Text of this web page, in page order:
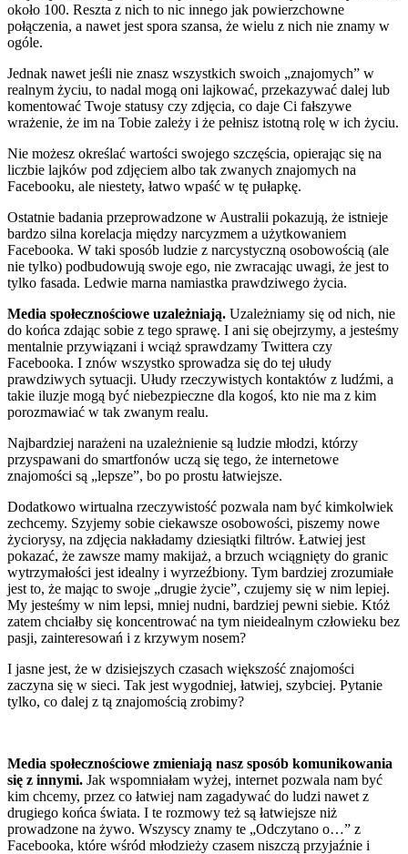
około 100. Reszta z nich to nic innego jak powierzchowne
połączenia, a nawet jest spora szansa, że wielu z nich nie znamy w
ogóle.
Jednak nawet jeśli nie znasz wszystkich swoich „znajomych” w
realnym życiu, to nadal mogą oni lajkować, przekazywać dalej lub
komentować Twoje statusy czy zdjęcia, co daje Ci fałszywe
wrażenie, że im na Tobie zależy i że pełnisz istotną rolę w ich życiu.
Nie możesz określać wartości swojego szczęścia, opierając się na
liczbie lajków pod zdjęciem albo tak zwanych znajomych na
Facebooku, ale niestety, łatwo wpaść w tę pułapkę.
Ostatnie badania przeprowadzone w Australii pokazują, że istnieje
bardzo silna korelacja między narcyzmem a użytkowaniem
Facebooka. W taki sposób ludzie z narcystyczną osobowością (ale
nie tylko) podbudowują swoje ego, nie zwracając uwagi, że jest to
tylko fasada. Ledwie marna namiastka prawdziwego życia.
Media społecznościowe uzależniają. Uzależniamy się od nich, nie
do końca zdając sobie z tego sprawę. I ani się obejrzymy, a jesteśmy
mentalnie przywiązani i wciąż sprawdzamy Twittera czy
Facebooka. I znów wszystko sprowadza się do tej ułudy
prawdziwych sytuacji. Ułudy rzeczywistych kontaktów z ludźmi, a
takie iluzje mogą być niebezpieczne dla kogoś, kto nie ma z kim
porozmawiać w tak zwanym realu.
Najbardziej narażeni na uzależnienie są ludzie młodzi, którzy
przyspawani do smartfonów uczą się tego, że internetowe
znajomości są „lepsze”, bo po prostu łatwiejsze.
Dodatkowo wirtualna rzeczywistość pozwala nam być kimkolwiek
zechcemy. Szyjemy sobie ciekawsze osobowości, piszemy nowe
życiorysy, na zdjęcia nakładamy dziesiątki filtrów. Łatwiej jest
pokazać, że zawsze mamy makijaż, a brzuch wciągnięty do granic
wytrzymałości jest idealny i wyrzeźbiony. Tym bardziej zrozumiałe
jest to, że mając to swoje „drugie życie”, czujemy się w nim lepiej.
My jesteśmy w nim lepsi, mniej nudni, bardziej pewni siebie. Któż
zatem chciałby się koncentrować na tym nieidealnym człowieku bez
pasji, zainteresowań i z krzywym nosem?
I jasne jest, że w dzisiejszych czasach większość znajomości
zaczyna się w sieci. Tak jest wygodniej, łatwiej, szybciej. Pytanie
tylko, co dalej z tą znajomością zrobimy?
Media społecznościowe zmieniają nasz sposób komunikowania
się z innymi. Jak wspomniałam wyżej, internet pozwala nam być
kim chcemy, przez co łatwiej nam zagadywać do ludzi nawet z
drugiego końca świata. I te rozmowy też są łatwiejsze niż
prowadzone na żywo. Wszyscy znamy te „Odczytano o…” z
Facebooka, które wśród młodzieży czasem niszczą przyjaźnie i